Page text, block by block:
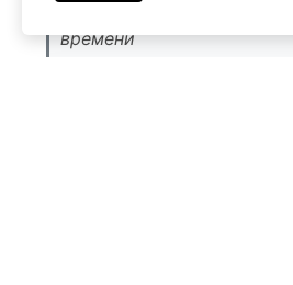
Используйте ее, если
времени